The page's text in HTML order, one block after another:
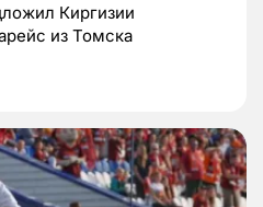
Киргизии
из Томска